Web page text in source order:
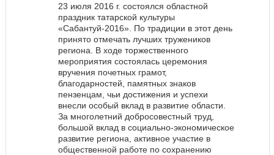
23 июля 2016 г. состоялся областной
праздник татарской культуры
«Сабантуй-2016». По традиции в этот день
принято отмечать лучших тружеников
региона. В ходе торжественного
мероприятия состоялась церемония
вручения почетных грамот,
благодарностей, памятных знаков
пензенцам, чьи достижения и успехи
внесли особый вклад в развитие области.
За многолетний добросовестный труд,
большой вклад в социально-экономическое
развитие региона, активное участие в
общественной работе по сохранению